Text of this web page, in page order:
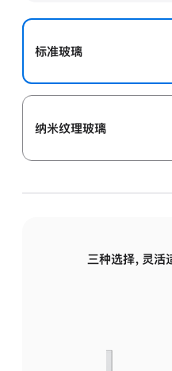
标准玻璃
纳米纹理玻璃
三种选择，灵活